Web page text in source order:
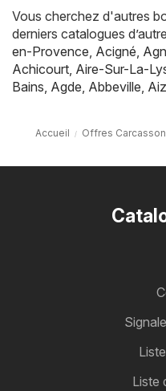
Vous cherchez d'autres
derniers catalogues
en-Provence, Acigné,
Achicourt, Aire-Sur-La-
Bains, Agde, Abbeville,
Accueil Offres
Liste